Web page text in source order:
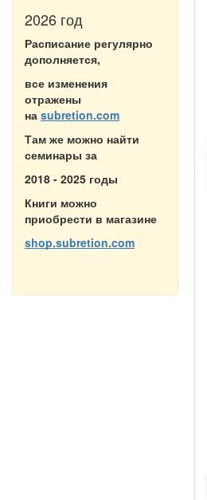
2026 год
Расписание регулярно
дополняется,
все изменения
отражены
на subretion.com
Там же можно найти
семинары за
2018 - 2025 годы
Книги можно
приобрести в магазине
shop.subretion.com